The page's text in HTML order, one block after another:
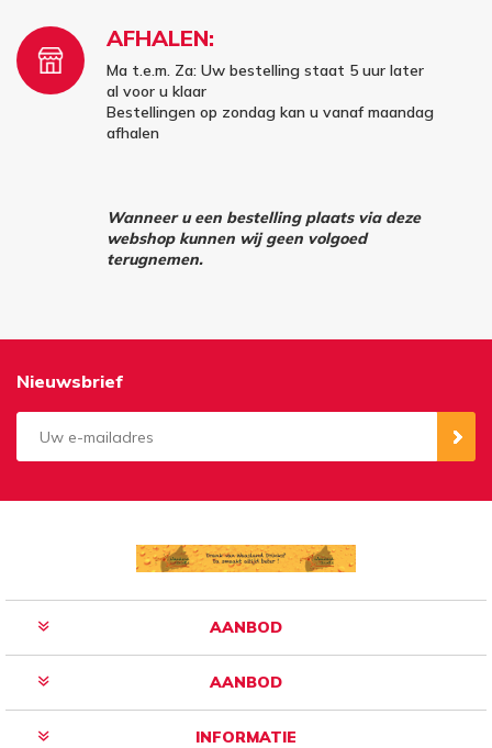
AFHALEN:
Ma t.e.m. Za: Uw bestelling staat 5 uur later
al voor u klaar
Bestellingen op zondag kan u vanaf maandag
afhalen
Wanneer u een bestelling plaats via deze
webshop kunnen wij geen volgoed
terugnemen.
Nieuwsbrief
AANBOD
AANBOD
INFORMATIE